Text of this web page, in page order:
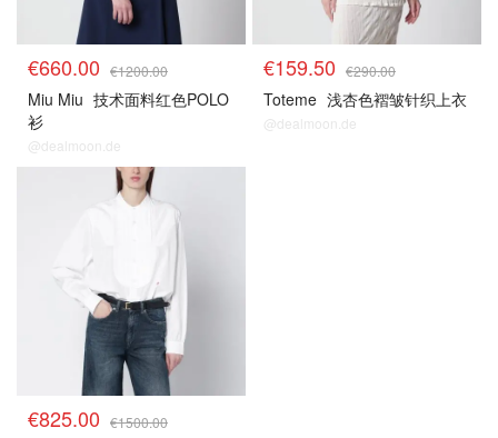
€660.00 €1200.00
Miu Miu 技术面料红色POLO
衫
@dealmoon.de
€159.50 €290.00
Toteme 浅杏色褶皱针织上衣
@dealmoon.de
€825.00 €1500.00